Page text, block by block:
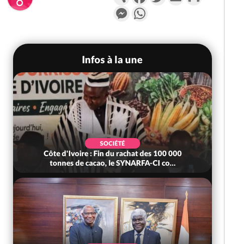
Messenger
Infos à la une
SOCIÉTÉ
Côte d'Ivoire : Fin du rachat des 100 000
tonnes de cacao, le SYNARFA-CI co...